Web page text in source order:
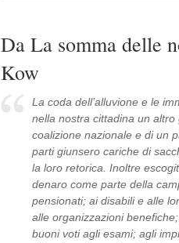
Da La somma delle
Kow
La coda dell’alluvione e le
nella nostra cittadina un
coalizione nazionale e di un
parti giunsero cariche di
la loro retorica. Inoltre
denaro come parte della
pensionati; ai disabili e alle
alle organizzazioni
buoni voti agli esami; agli